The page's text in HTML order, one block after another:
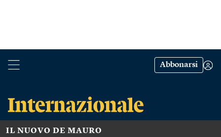
Abbonarsi
IL NUOVO DE MAURO